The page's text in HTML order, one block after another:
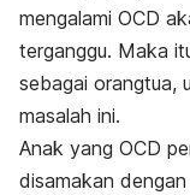
mengalami OCD
terganggu. Maka
sebagai orangtua,
masalah ini.
Anak yang OCD
disamakan